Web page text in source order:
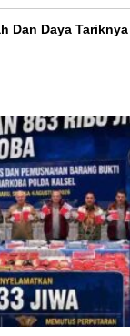
Dan Daya Tariknya